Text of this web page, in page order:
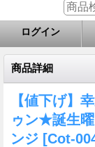
ログイン
商品詳細
【値下げ】
ゥン★誕生
ンジ [Cot-